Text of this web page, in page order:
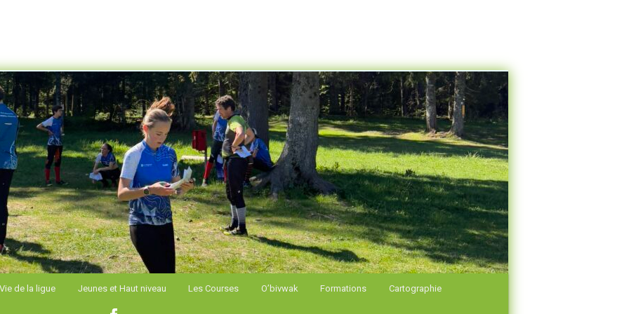
de Course d'Orientation
Vie de la ligue Jeunes et Haut niveau Les Courses O’bivwak Formations Cartographie